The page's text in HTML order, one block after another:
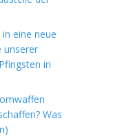
eine neue
unserer
in
Was